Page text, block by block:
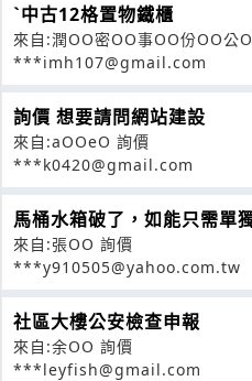
ˋ中古12格置物鐵櫃
來自:潤OO密OO事OO份OO公
***imh107@gmail.com
詢價 想要請問網站建設
來自:aOOeO 詢價
***k0420@gmail.com
馬桶水箱破了，如能只需單
來自:張OO 詢價
***y910505@yahoo.com.tw
社區大樓公安檢查申報
來自:余OO 詢價
***leyfish@gmail.com